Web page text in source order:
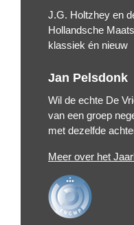
J.G. Holtzhey en
Hollandsche
klassiek én nieuw
Jan Pelsdonk
Wil de echte De
van een groep
met dezelfde
Meer over het